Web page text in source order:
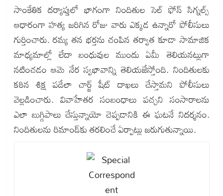
సాంకేతిక దర్యాప్తులో భాగంగా నిందితుల సెల్ ఫోన్ సిగ్నల్స్
ఆధారంగా హత్య జరిగిన రోజు వారు ఎక్కడ ఉన్నారో పోలీసులు
గుర్తించారు. రమ్య తన భర్తను చంపిన తర్వాత కూడా సామాజిక
మాధ్యమాల్లో లేదా బంధువుల ముందు ఏమీ తెలియనట్లుగా
నటించడం ఆమె నేర స్వభావాన్ని తెలియజేస్తోంది. నిందితులకు
కఠిన శిక్ష పడేలా చార్జ్ షీట్ దాఖలు చేస్తామని పోలీసులు
వెల్లడించారు. వివాహేతర సంబంధాలు పచ్చని సంసారాలను
ఎలా బుగ్గిపాలు చేస్తున్నాయో చెప్పడానికి ఈ ఘటనే నిదర్శనం.
నిందితులను రిమాండ్‌కు తరలించే ఏర్పాట్లు జరుగుతున్నాయి.